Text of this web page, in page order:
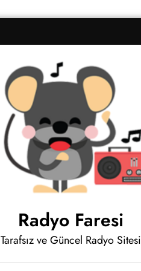
Radyo Faresi
Tarafsız ve Güncel Radyo Sitesi